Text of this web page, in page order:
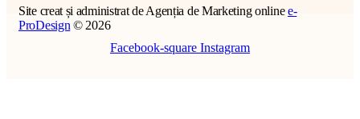
Site creat și administrat de Agenția de Marketing onlinee-
ProDesign © 2026
Facebook-square Instagram